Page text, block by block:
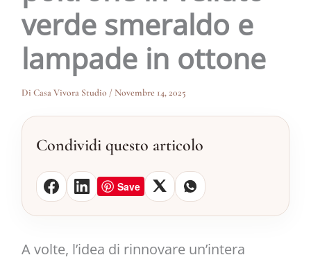
verde smeraldo e
lampade in ottone
Di Casa Vivora Studio/Novembre 14, 2025
Condividi questo articolo
Save
A volte, l’idea di rinnovare un’intera